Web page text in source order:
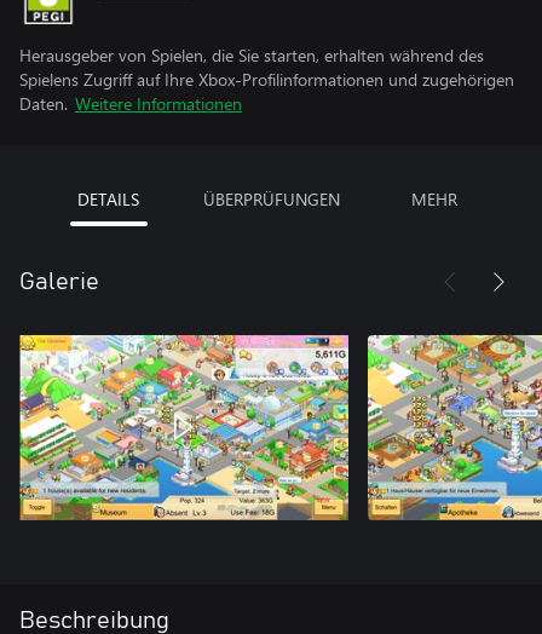
Herausgeber von Spielen, die Sie starten, erhalten während des
Spielens Zugriff auf Ihre Xbox-Profilinformationen und zugehörigen
Daten. Weitere Informationen
DETAILS ÜBERPRÜFUNGEN MEHR
Galerie
Beschreibung